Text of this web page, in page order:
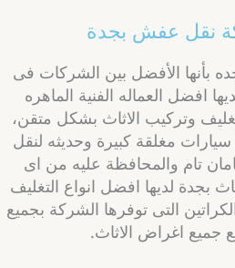
نقل عفش بجدة
بأنها الأفضل بين الشركات فى
افضل العماله الفنية الماهره
وتركيب الاثاث بشكل متقن،
مغلقة كبيرة وحديثه لنقل
تام والمحافظة عليه من اى
بجدة لديها افضل انواع التغليف
التى توفرها الشركة بجميع
جميع اغراض الاثاث.